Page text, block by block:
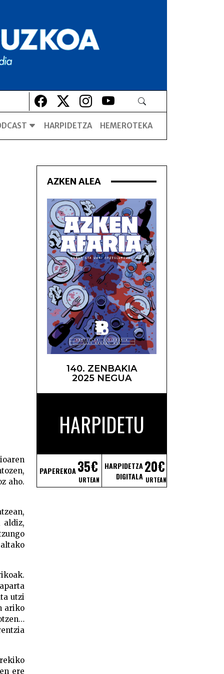
Lehio berrian irekiko da
Lehio berrian irekiko da
Lehio berrian irekiko da
Lehio berrian irekiko da
HARPIDETZA HEMEROTEKA
aho.
aldiz,
utzi
ariko
ere
AZKEN ALEA
140. ZENBAKIA
2025 NEGUA
HARPIDETU
PAPEREKOA35€
URTEAN
HARPIDETZA
DIGITALA
20€
URTEAN